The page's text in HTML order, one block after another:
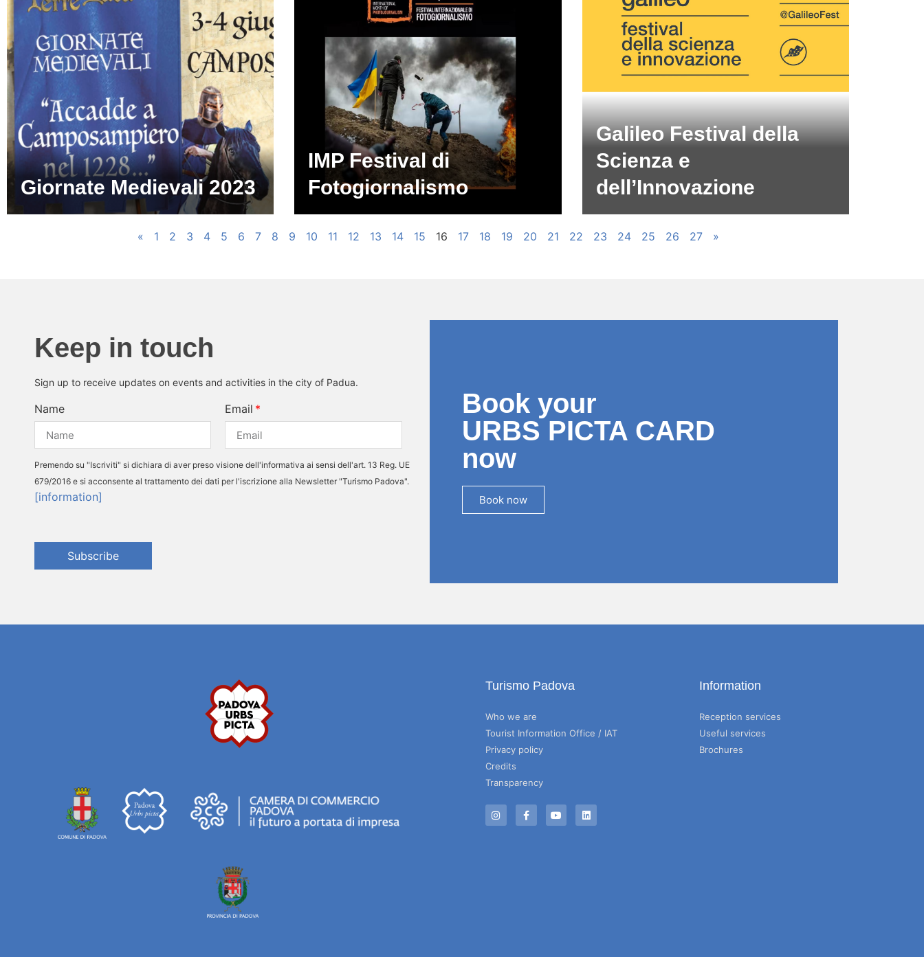
Giornate Medievali 2023
IMP Festival di
Fotogiornalismo
Galileo Festival della
Scienza e
dell’Innovazione
« 1 2 3 4 5 6 7 8 9 10 11 12 13 14 15 16 17 18 19 20 21 22 23 24 25 26 27 »
Keep in touch
Sign up to receive updates on events and activities in the city of Padua.
Name Email
Premendo su "Iscriviti" si dichiara di aver preso visione dell'informativa ai sensi dell'art. 13 Reg. UE
679/2016 e si acconsente al trattamento dei dati per l'iscrizione alla Newsletter "Turismo Padova".
[information]
Subscribe
Book your
URBS PICTA CARD
now
Book now
Turismo Padova
Who we are
Tourist Information Office / IAT
Privacy policy
Credits
Transparency
Information
Reception services
Useful services
Brochures